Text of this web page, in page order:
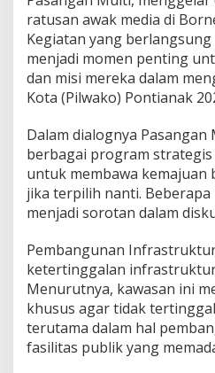
ratusan awak media di
Kegiatan yang
menjadi momen penting
dan misi mereka dalam
Kota (Pilwako) Pontianak
Dalam dialognya
berbagai program
untuk membawa kemajuan
jika terpilih nanti.
menjadi sorotan dalam
Pembangunan
ketertinggalan
Menurutnya, kawasan ini
khusus agar tidak
terutama dalam hal
fasilitas publik yang